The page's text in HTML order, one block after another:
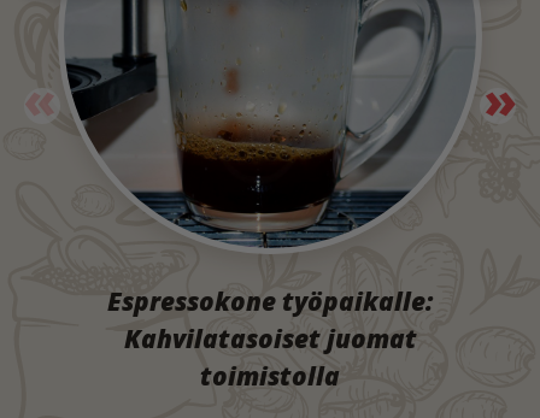
Espressokone työpaikalle:
Kahvilatasoiset juomat
toimistolla